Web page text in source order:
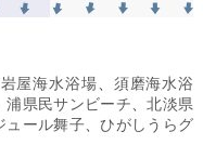
岩屋海水浴場
須磨海水浴
浦県民サンビーチ 、北淡県
ュール舞子、ひがしうらグ